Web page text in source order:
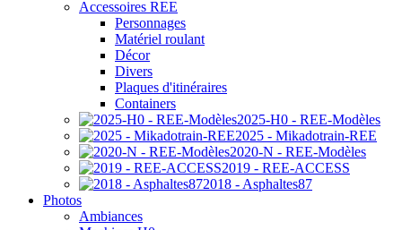
Accessoires REE
Personnages
Matériel roulant
Décor
Divers
Plaques d'itinéraires
Containers
2025-H0 - REE-Modèles
2025 - Mikadotrain-REE
2020-N - REE-Modèles
2019 - REE-ACCESS
2018 - Asphaltes87
Photos
Ambiances